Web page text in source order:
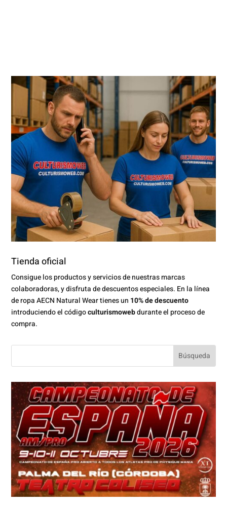
Tienda oficial
Consigue los productos y servicios de nuestras marcas
colaboradoras, y disfruta de descuentos especiales. En la línea
de ropa AECN Natural Wear tienes un 10% de descuento
introduciendo el códigoculturismowebdurante el proceso de
compra.